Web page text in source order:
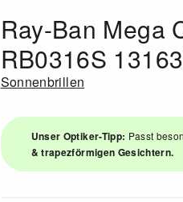
Ray-Ban Mega
RB0316S
Sonnenbrillen
Unser Optiker-Tipp: Passt
& trapezförmigen Gesichtern.